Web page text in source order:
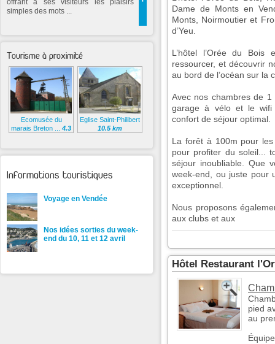
Dame de Monts en
Monts, Noirmoutier et
d’Yeu.
L’hôtel l’Orée du
ressourcer, et découvrir
au bord de l’océan sur la
Avec nos chambres de
garage à vélo et le wifi
confort de séjour optimal.
La forêt à 100m pour
pour profiter du soleil...
séjour inoubliable. Que
week-end, ou juste pour
exceptionnel.
Nous proposons
aux clubs et aux
Hôtel Restaurant
pied
au
offrant à ses visiteurs les plaisirs
simples des mots ...
Tourisme à proximité
Ecomusée du
marais Breton ... 4.3
Eglise Saint-Philibert
10.5 km
Informations touristiques
Voyage en Vendée
Nos idées sorties du week-
end du 10, 11 et 12 avril